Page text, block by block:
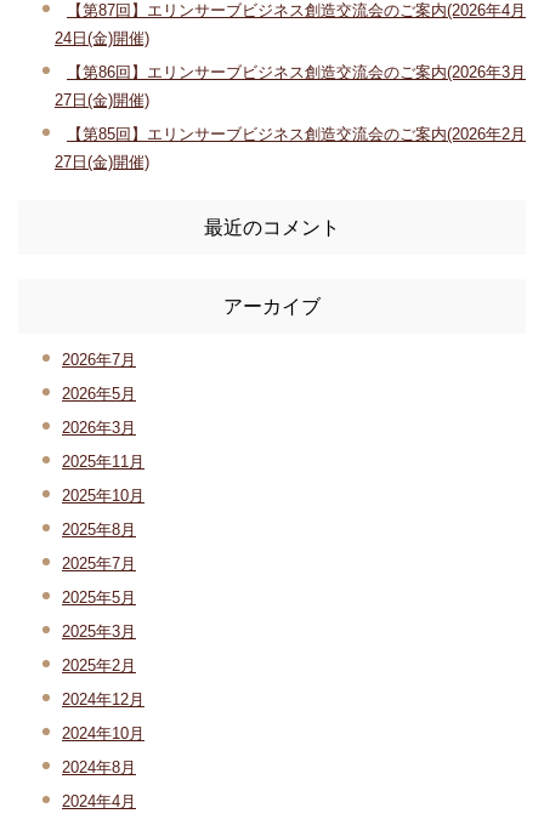
【第87回】エリンサーブビジネス創造交流会のご案内(2026年4月
24日(金)開催)
【第86回】エリンサーブビジネス創造交流会のご案内(2026年3月
27日(金)開催)
【第85回】エリンサーブビジネス創造交流会のご案内(2026年2月
27日(金)開催)
最近のコメント
アーカイブ
2026年7月
2026年5月
2026年3月
2025年11月
2025年10月
2025年8月
2025年7月
2025年5月
2025年3月
2025年2月
2024年12月
2024年10月
2024年8月
2024年4月